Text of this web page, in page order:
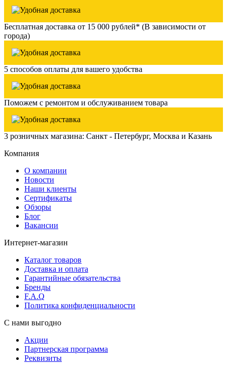
Бесплатная доставка от 15 000 рублей* (В зависимости от
города)
5 способов оплаты для вашего удобства
Поможем с ремонтом и обслуживанием товара
3 розничных магазина: Санкт - Петербург, Москва и Казань
Компания
О компании
Новости
Наши клиенты
Сертификаты
Обзоры
Блог
Вакансии
Интернет-магазин
Каталог товаров
Доставка и оплата
Гарантийные обязательства
Бренды
F.A.Q
Политика конфиденциальности
С нами выгодно
Акции
Партнерская программа
Реквизиты